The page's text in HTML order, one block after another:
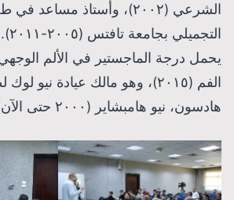
الشرعي (٢٠٠٢)، وأستاذ مساعد
يحمل درجة الماجستير في الألم
الفم (٢٠١٥)، وهو مالك عيادة
هادسون، نيو هامبشاير (٢٠٠٠ حتى الآن).